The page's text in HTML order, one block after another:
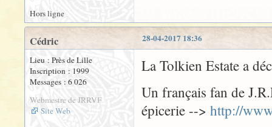
Hors ligne
28-04-2017 18:36
Cédric
Lieu : Près de Lille
Inscription : 1999
Messages : 6 026
Webmestre de JRRVF
Site Web
La Tolkien Estate a
Un français fan de
épicerie --> http://